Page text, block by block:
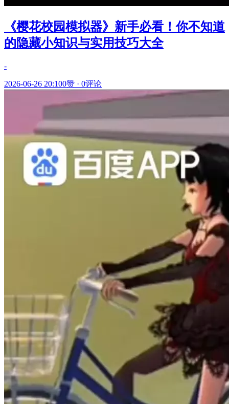
《樱花校园模拟器》新手必看！你不知道
的隐藏小知识与实用技巧大全
-
2026-06-26 20:100赞 · 0评论